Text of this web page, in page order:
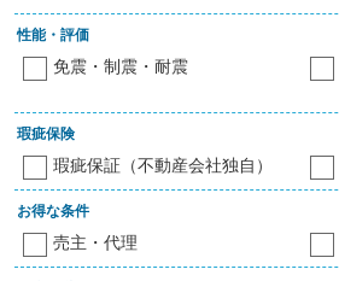
性能・評価
免震・制震・耐震
瑕疵保険
瑕疵保証（不動産会社独自）
お得な条件
売主・代理